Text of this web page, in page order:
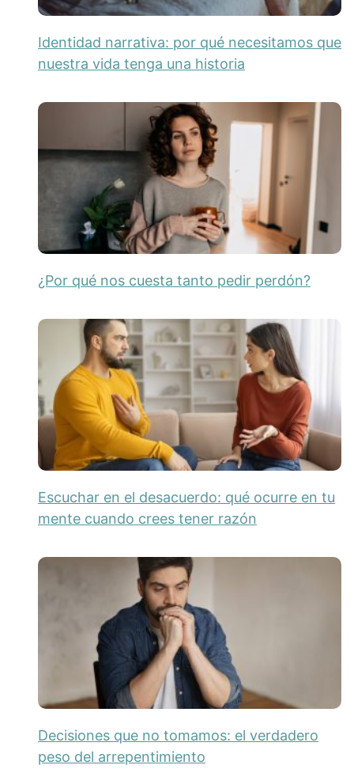
Identidad narrativa: por qué necesitamos que
nuestra vida tenga una historia
¿Por qué nos cuesta tanto pedir perdón?
Escuchar en el desacuerdo: qué ocurre en tu
mente cuando crees tener razón
Decisiones que no tomamos: el verdadero
peso del arrepentimiento